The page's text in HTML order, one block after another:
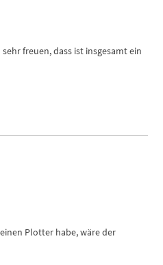
freuen, dass ist insgesamt ein
Plotter habe, wäre der